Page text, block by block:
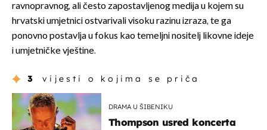
ravnopravnog, ali često zapostavljenog medija u kojem su
hrvatski umjetnici ostvarivali visoku razinu izraza, te ga
ponovno postavlja u fokus kao temeljni nositelj likovne ideje
i umjetničke vještine.
3 vijesti o kojima se priča
DRAMA U ŠIBENIKU
Thompson usred koncerta